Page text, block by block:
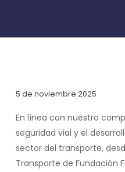
5 de noviembre 2025
En línea con nuestro
seguridad vial y el
sector del transporte,
Transporte de Fundación